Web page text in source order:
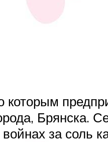
Брянска.
за соль